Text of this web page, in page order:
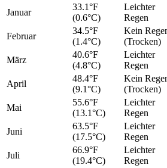
Januar
33.1°F
(0.6°C)
Leichter
Regen
Februar
34.5°F
(1.4°C)
Kein
(Trocken)
März
40.6°F
(4.8°C)
Leichter
Regen
April
48.4°F
(9.1°C)
Kein
(Trocken)
Mai
55.6°F
(13.1°C)
Leichter
Regen
Juni
63.5°F
(17.5°C)
Leichter
Regen
Juli
66.9°F
(19.4°C)
Leichter
Regen